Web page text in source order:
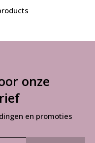
onze
en promoties